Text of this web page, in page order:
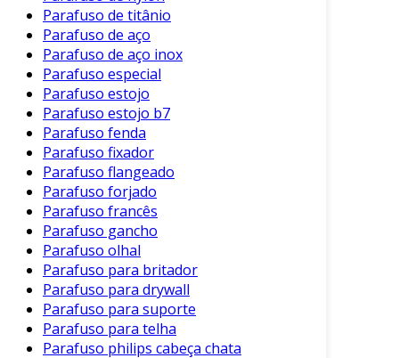
Versatilidade: Podem ser utilizados em
diferentes setores, como automotivo,
eletrônico e de construção.
Custo-efetividade
outros sistemas de fixação, os parafusos
estojo oferecem um bom equilíbrio entre
custo e desempenho.
Esses benefícios tornam os parafusos estojo
uma escolha popular em vários ambientes de
fabricação.
Aplicações Comuns
Os parafusos estojo são utilizados em diversas
aplicações industriais, destacando-se em:
Montagem de Máquinas: Utilizados para
Parafuso de titânio
Parafuso de aço
Parafuso de aço inox
Parafuso especial
Parafuso estojo
Parafuso estojo b7
Parafuso fenda
Parafuso fixador
Parafuso flangeado
Parafuso forjado
Parafuso francês
Parafuso gancho
Parafuso olhal
Parafuso para britador
Parafuso para drywall
Parafuso para suporte
Parafuso para telha
Parafuso philips cabeça chata